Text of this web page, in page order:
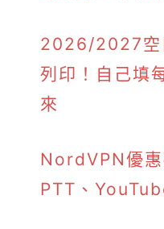
2026/2027空
列印！自己填
來
NordVPN優
PTT、